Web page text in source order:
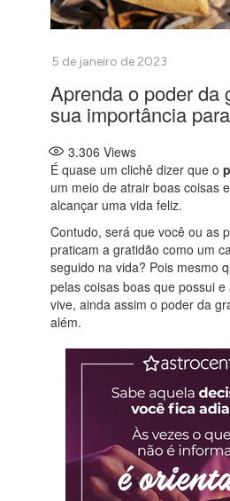
Aprenda o poder da
sua importância
3.306 Views
É quase um clichê dizer que o
um meio de atrair boas coisas
alcançar uma vida feliz.
Contudo, será que você ou as
praticam a gratidão como um
seguido na vida? Pois mesmo
pelas coisas boas que possui
vive, ainda assim o poder da
além.